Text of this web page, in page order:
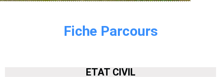
Fiche Parcours
ETAT CIVIL